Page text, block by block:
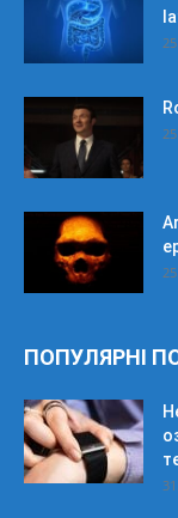
ПОПУЛЯРНІ